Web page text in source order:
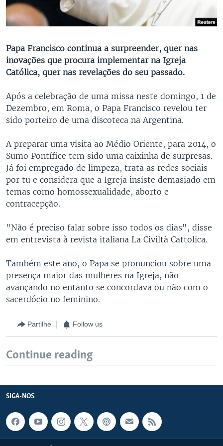
Papa Francisco continua a surpreender, quer nas
inovações que procura implementar na Igreja
Católica, quer nas revelações do seu passado.
Após a celebração de uma missa neste domingo, 1 de
Dezembro, em Roma, o Papa Francisco revelou ter
sido porteiro de uma discoteca na Argentina.
A preparar uma visita ao Médio Oriente, para 2014, o
Sumo Pontífice tem sido uma caixinha de surpresas.
Já foi empregado de limpeza, trata as redes sociais
por tu e considera que a Igreja insiste demasiado em
temas como homossexualidade, aborto e
contracepção.
"Não é preciso falar sobre isso todos os dias", disse
em entrevista à revista italiana La Civiltà Cattolica.
Também este ano, o Papa se pronunciou sobre uma
presença maior das mulheres na Igreja, não
avançando no entanto se concordava ou não com o
sacerdócio no feminino.
Partilhe Follow us
Continue reading
SIGA-NOS